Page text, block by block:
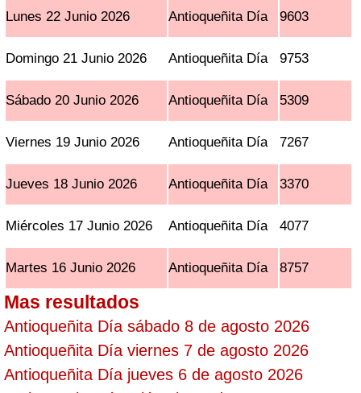
Lunes 22 Junio 2026 Antioqueñita Día 9603
Domingo 21 Junio 2026 Antioqueñita Día 9753
Sábado 20 Junio 2026 Antioqueñita Día 5309
Viernes 19 Junio 2026 Antioqueñita Día 7267
Jueves 18 Junio 2026 Antioqueñita Día 3370
Miércoles 17 Junio 2026 Antioqueñita Día 4077
Martes 16 Junio 2026 Antioqueñita Día 8757
Mas resultados
Antioqueñita Día sábado 8 de agosto 2026
Antioqueñita Día viernes 7 de agosto 2026
Antioqueñita Día jueves 6 de agosto 2026